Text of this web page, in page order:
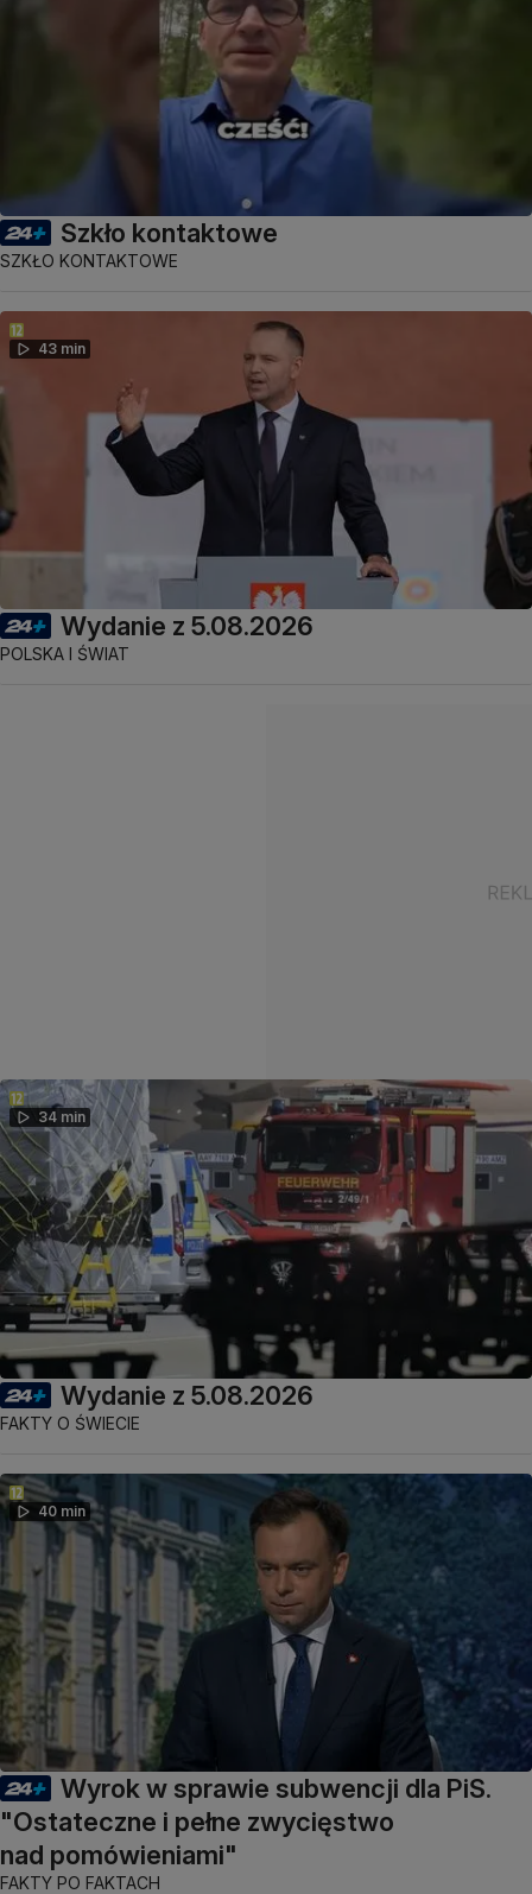
Szkło kontaktowe
SZKŁO KONTAKTOWE
43 min
Wydanie z 5.08.2026
POLSKA I ŚWIAT
34 min
Wydanie z 5.08.2026
FAKTY O ŚWIECIE
40 min
Wyrok w sprawie subwencji dla PiS.
"Ostateczne i pełne zwycięstwo
nad pomówieniami"
FAKTY PO FAKTACH